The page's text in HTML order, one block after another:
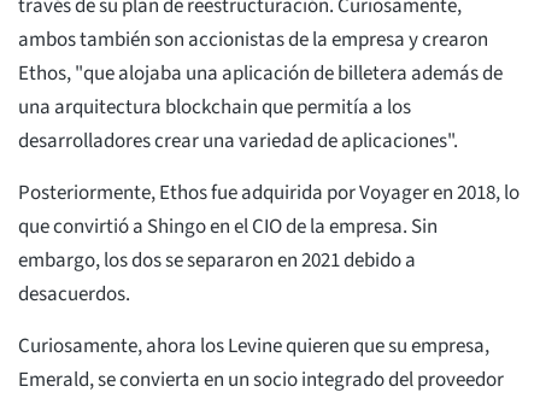
través de su plan de reestructuración. Curiosamente,
ambos también son accionistas de la empresa y crearon
Ethos, "que alojaba una aplicación de billetera además de
una arquitectura blockchain que permitía a los
desarrolladores crear una variedad de aplicaciones".
Posteriormente, Ethos fue adquirida por Voyager en 2018, lo
que convirtió a Shingo en el CIO de la empresa. Sin
embargo, los dos se separaron en 2021 debido a
desacuerdos.
Curiosamente, ahora los Levine quieren que su empresa,
Emerald, se convierta en un socio integrado del proveedor